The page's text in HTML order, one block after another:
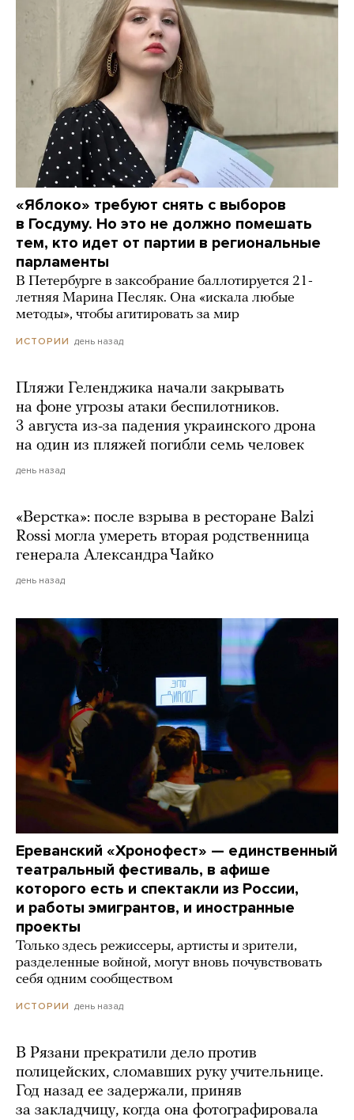
«Яблоко» требуют снять с выборов
в Госдуму. Но это не должно помешать
тем, кто идет от партии в региональные
парламенты
В Петербурге в заксобрание баллотируется 21-
летняя Марина Песляк. Она «искала любые
методы», чтобы агитировать за мир
ИСТОРИИ день назад
Пляжи Геленджика начали закрывать
на фоне угрозы атаки беспилотников.
3 августа из-за падения украинского дрона
на один из пляжей погибли семь человек
день назад
«Верстка»: после взрыва в ресторане Balzi
Rossi могла умереть вторая родственница
генерала Александра Чайко
день назад
Ереванский «Хронофест» — единственный
театральный фестиваль, в афише
которого есть и спектакли из России,
и работы эмигрантов, и иностранные
проекты
Только здесь режиссеры, артисты и зрители,
разделенные войной, могут вновь почувствовать
себя одним сообществом
ИСТОРИИ день назад
В Рязани прекратили дело против
полицейских, сломавших руку учительнице.
Год назад ее задержали, приняв
за закладчицу, когда она фотографировала